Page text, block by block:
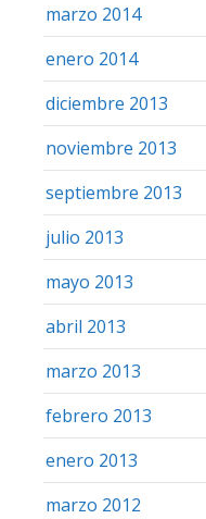
marzo 2014
enero 2014
diciembre 2013
noviembre 2013
septiembre 2013
julio 2013
mayo 2013
abril 2013
marzo 2013
febrero 2013
enero 2013
marzo 2012